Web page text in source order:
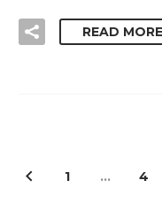
READ MORE
1 … 4